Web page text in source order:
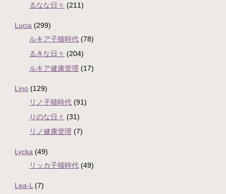
るなな日々 (211)
Lucia (299)
ルキア子猫時代 (78)
るきな日々 (204)
ルキア健康管理 (17)
Lino (129)
リノ子猫時代 (91)
りのな日々 (31)
リノ健康管理 (7)
Lycka (49)
リッカ子猫時代 (49)
Lea-L (7)